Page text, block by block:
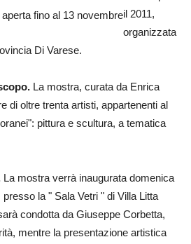
fino al 13 novembreil 2011,
organizzata
Di Varese.
La mostra, curata da Enrica
di oltre trenta artisti, appartenenti al
pittura e scultura, a tematica
La mostra verrà inaugurata domenica
la " Sala Vetri " di Villa Litta
condotta da Giuseppe Corbetta,
mentre la presentazione artistica